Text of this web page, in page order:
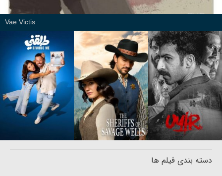
Vae Victis
دسته بندی فیلم ها